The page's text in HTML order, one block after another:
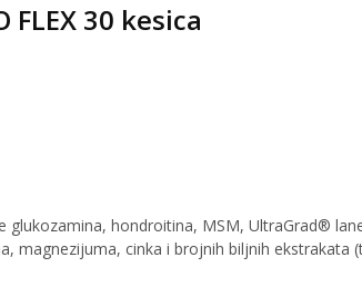
FLEX 30 kesica
glukozamina, hondroitina, MSM, UltraGrad®
magnezijuma, cinka i brojnih biljnih ekstrakata